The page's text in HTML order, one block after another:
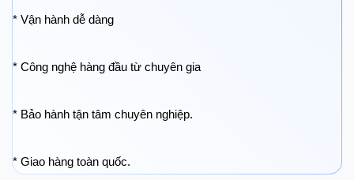
* Vận hành dễ dàng
* Công nghệ hàng đầu từ chuyên gia
* Bảo hành tận tâm chuyên nghiệp.
* Giao hàng toàn quốc.